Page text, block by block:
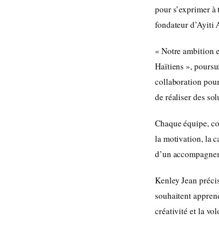
pour s’exprimer
fondateur d’Ayiti
« Notre ambition
Haïtiens »,
collaboration
de réaliser des
Chaque équipe,
la motivation, la
d’un
Kenley Jean
souhaitent
créativité et la